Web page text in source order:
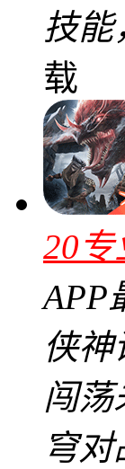
技
载
20专
APP
侠
闯荡
穹